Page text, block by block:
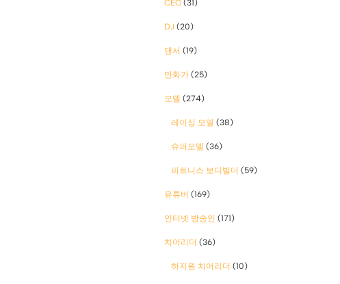
CEO (31)
DJ (20)
댄서 (19)
만화가 (25)
모델 (274)
레이싱 모델 (38)
슈퍼모델 (36)
피트니스 보디빌더 (59)
유튜버 (169)
인터넷 방송인 (171)
치어리더 (36)
하지원 치어리더 (10)